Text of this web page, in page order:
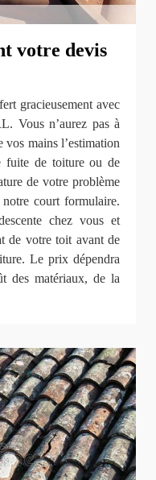
votre devis
gracieusement avec
Vous n’aurez pas à
mains l’estimation
fuite de toiture ou de
de votre problème
court formulaire.
chez vous et
de votre toit avant de
Le prix dépendra
des matériaux, de la